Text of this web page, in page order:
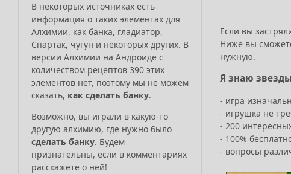
Если вы
Ниже вы
нужную.
Я знаю
- игра
- игрушка не
- 200
- 100%
- вопросы
В некоторых источниках есть
информация о таких элементах для
Алхимии, как банка, гладиатор,
Спартак, чугун и некоторых других. В
версии Алхимии на Андроиде с
количеством рецептов 390 этих
элементов нет, поэтому мы не можем
сказать, как сделать банку.
Возможно, вы играли в какую-то
другую алхимию, где нужно было
сделать банку. Будем
признательны, если в комментариях
расскажете о ней!